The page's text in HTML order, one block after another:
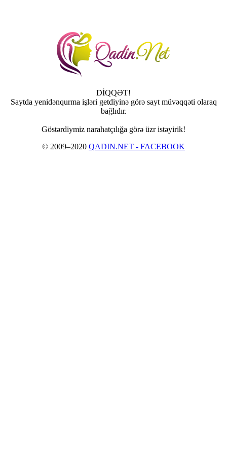
DİQQƏT!
Saytda yenidənqurma işləri getdiyinə görə sayt müvəqqəti olaraq
bağlıdır.
Göstərdiymiz narahatçılığa görə üzr istəyirik!
© 2009–2020 QADIN.NET - FACEBOOK